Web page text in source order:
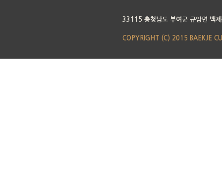
33115 충청남도 부여군 규암면 백
COPYRIGHT (C) 2015 BAEKJE